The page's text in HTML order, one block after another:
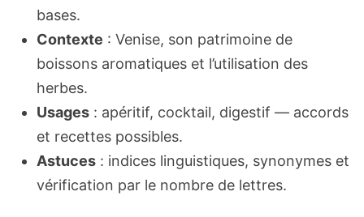
bases.
Contexte : Venise, son patrimoine de
boissons aromatiques et l’utilisation des
herbes.
Usages: apéritif, cocktail, digestif — accords
et recettes possibles.
Astuces: indices linguistiques, synonymes et
vérification par le nombre de lettres.